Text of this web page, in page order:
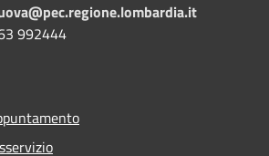
992444